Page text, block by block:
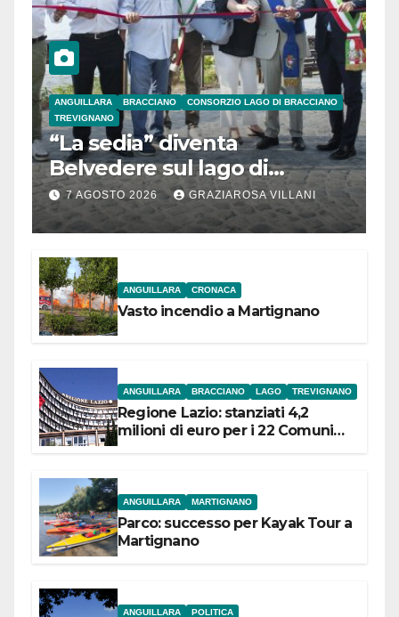
ANGUILLARA BRACCIANO
CONSORZIO LAGO DI BRACCIANO
TREVIGNANO
“La sedia” diventa
Belvedere sul lago di
Bracciano: ieri
l’inaugurazione
7 AGOSTO 2026 GRAZIAROSA VILLANI
ANGUILLARA CRONACA
Vasto incendio a Martignano
ANGUILLARA BRACCIANO LAGO TREVIGNANO
Regione Lazio: stanziati 4,2
milioni di euro per i 22 Comuni
ANGUILLARA MARTIGNANO
Parco: successo per Kayak Tour a
Martignano
ANGUILLARA POLITICA